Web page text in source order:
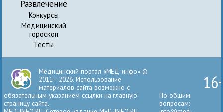
Развлечение
Конкурсы
Медицинский
гороскоп
Тесты
Медицинский портал «МЕД-инфо» ©
2011—2026. Использование
материалов сайта возможно с
обязательным указанием ссылки на главную
страницу сайта.
По общим
вопросам: